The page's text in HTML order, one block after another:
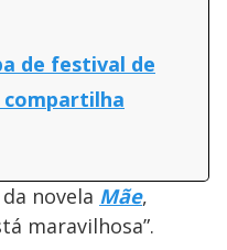
de festival de
da novela Mãe,
maravilhosa”.